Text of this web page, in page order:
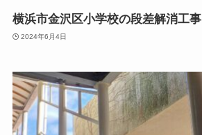
横浜市金沢区小学校の段差解消工事
2024年6月4日